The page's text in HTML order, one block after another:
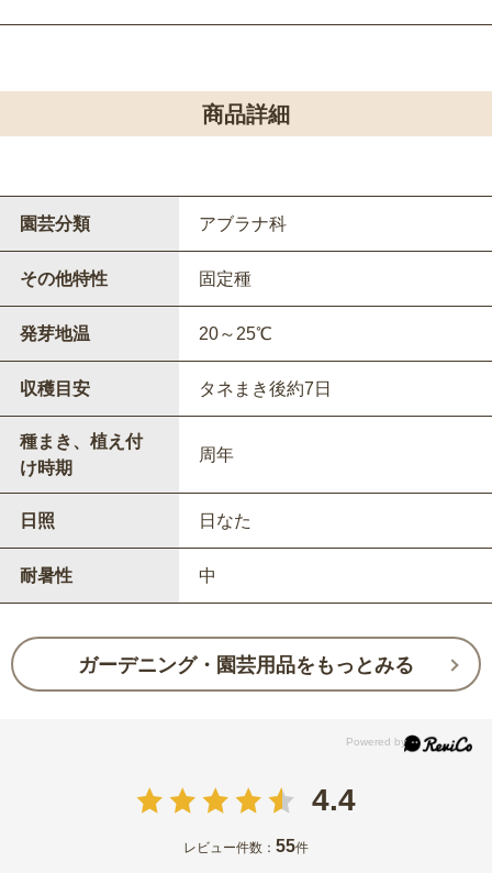
商品詳細
園芸分類 アブラナ科
その他特性 固定種
発芽地温 20～25℃
収穫目安 タネまき後約7日
種まき、植え付
け時期
周年
日照 日なた
耐暑性 中
ガーデニング・園芸用品をもっとみる
4.4
レビュー件数： 55件